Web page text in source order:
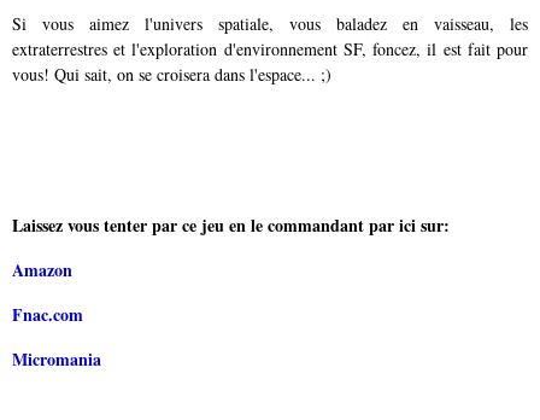
Si vous aimez l'univers spatiale, vous baladez en vaisseau, les
extraterrestres et l'exploration d'environnement SF, foncez, il est fait pour
vous! Qui sait, on se croisera dans l'espace... ;)
Laissez vous tenter par ce jeu en le commandant par ici sur:
Amazon
Fnac.com
Micromania